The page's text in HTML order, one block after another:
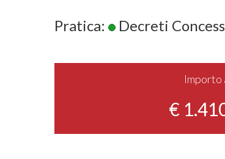
Pratica: Decreti
Importo
€